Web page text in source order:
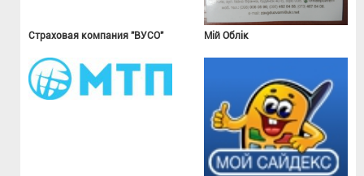
Страховая компания "ВУСО" Мій Облік